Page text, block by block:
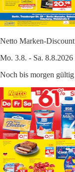
Netto Marken-Discount
Mo. 3.8. - Sa. 8.8.2026
Noch bis morgen gültig